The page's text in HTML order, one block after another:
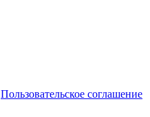
Пользовательское соглашение